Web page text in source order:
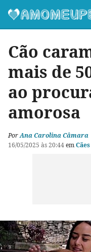
Cão
mais de
ao
amorosa
PorAna Carolina Câmara
16/05/2025 às 20:44emCães